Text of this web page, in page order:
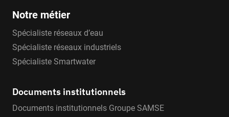
Notre métier
Spécialiste réseaux d’eau
Spécialiste réseaux industriels
Spécialiste Smartwater
Documents institutionnels
Documents institutionnels Groupe SAMSE